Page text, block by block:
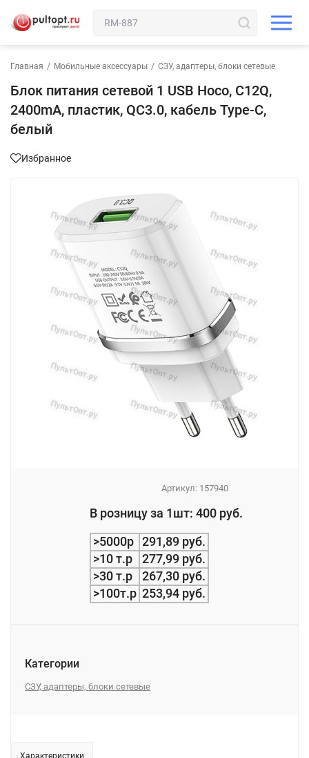
Главная / Мобильные аксессуары / СЗУ, адаптеры, блоки сетевые
Блок питания сетевой 1 USB Hoco, C12Q,
2400mA, пластик, QC3.0, кабель Type-C,
белый
Избранное
Артикул: 157940
В розницу за 1шт: 400 руб.
>5000р 291,89 руб.
>10 т.р
277,99 руб.
>30 т.р
267,30 руб.
>100т.р 253,94 руб.
Категории
СЗУ, адаптеры, блоки сетевые
Характеристики